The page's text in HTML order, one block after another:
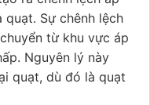
Sự chênh lệch
từ khu vực áp
Nguyên lý này
quạt, dù đó là quạt